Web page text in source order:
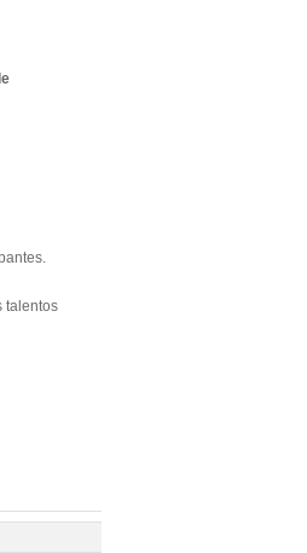
talentos